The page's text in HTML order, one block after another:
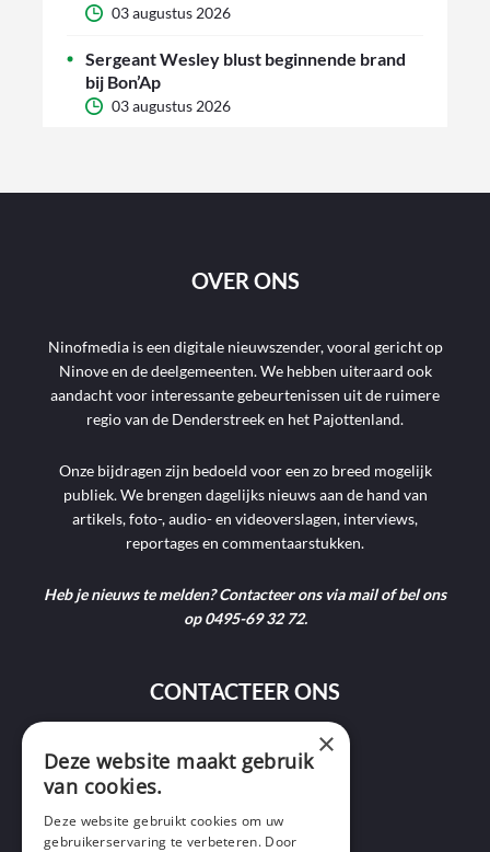
03 augustus 2026
Sergeant Wesley blust beginnende brand
bij Bon’Ap
03 augustus 2026
OVER ONS
Ninofmedia is een digitale nieuwszender, vooral gericht op
Ninove en de deelgemeenten. We hebben uiteraard ook
aandacht voor interessante gebeurtenissen uit de ruimere
regio van de Denderstreek en het Pajottenland.
Onze bijdragen zijn bedoeld voor een zo breed mogelijk
publiek. We brengen dagelijks nieuws aan de hand van
artikels, foto-, audio- en videoverslagen, interviews,
reportages en commentaarstukken.
Heb je nieuws te melden? Contacteer ons via mail of bel ons
op 0495-69 32 72.
CONTACTEER ONS
9400 Ninove
+32 495 69 32 72
×
Deze website maakt gebruik
van cookies.
Deze website gebruikt cookies om uw
gebruikerservaring te verbeteren. Door